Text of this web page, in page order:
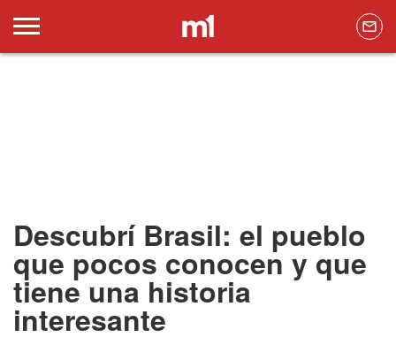
Descubrí Brasil: el pueblo
que pocos conocen y que
tiene una historia
interesante